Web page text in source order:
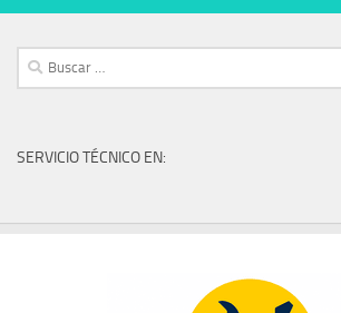
Buscar:
SERVICIO TÉCNICO EN: